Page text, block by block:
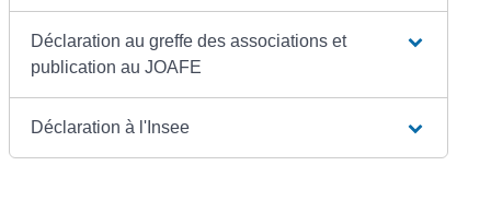
Déclaration au greffe des associations et
publication au JOAFE
Déclaration à l'Insee